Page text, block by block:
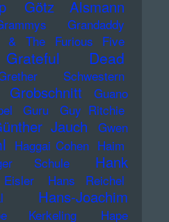
Götz Alsmann
Grandaddy
& The Furious Five
Grateful Dead
Schwestern
Grobschnitt
Guano
Guru
Guy Ritchie
Jauch
Gwen
Haggai Cohen Haim
Schule
Hank
Hans Reichel
Hans-Joachim
Kerkeling Hape